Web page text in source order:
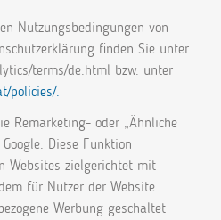
Nutzungsbedingungen von
finden Sie unter
terms/de.html bzw. unter
policies/.
Remarketing- oder „Ähnliche
Diese Funktion
Websites zielgerichtet mit
für Nutzer der Website
Werbung geschaltet